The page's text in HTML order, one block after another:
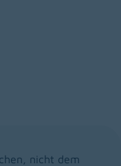
nicht dem